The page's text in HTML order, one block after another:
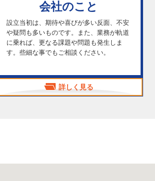
会社のこと
設立当初は、期待や喜びが多い反面、不安
や疑問も多いものです。また、業務が軌道
に乗れば、更なる課題や問題も発生しま
す。些細な事でもご相談ください。
詳しく見る